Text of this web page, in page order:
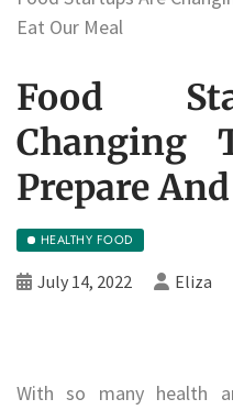
Eat Our Meal
Food
Changing
Prepare
HEALTHY FOOD
July 14, 2022 Eliza
With so many health